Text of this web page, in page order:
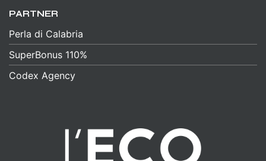
PARTNER
Perla di Calabria
SuperBonus 110%
Codex Agency